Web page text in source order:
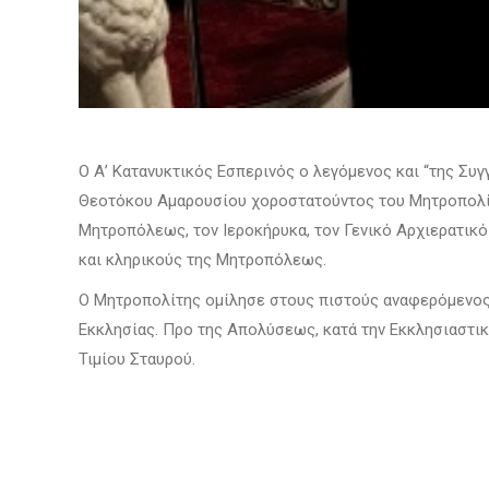
Ο Α’ Κατανυκτικός Εσπερινός ο λεγόμενος και “της
Θεοτόκου Αμαρουσίου χοροστατούντος του
Μητροπόλεως, τον Ιεροκήρυκα, τον Γενικό
και κληρικούς της Μητροπόλεως.
Ο Μητροπολίτης ομίλησε στους πιστούς
Εκκλησίας. Προ της Απολύσεως, κατά την
Τιμίου Σταυρού.